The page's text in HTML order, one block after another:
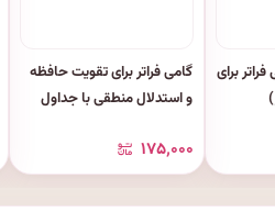
برای
گامی فراتر برای تقویت حافظه
و استدلال منطقی با جداول
۱۷۵٬۰۰۰